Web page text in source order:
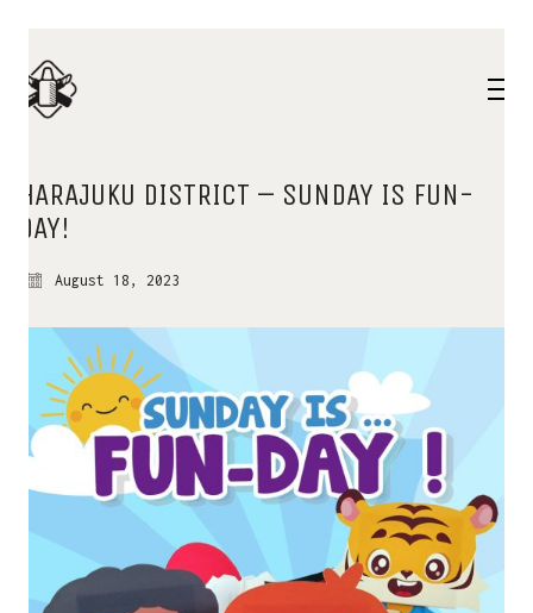
HARAJUKU DISTRICT – SUNDAY IS FUN-
DAY!
August 18, 2023